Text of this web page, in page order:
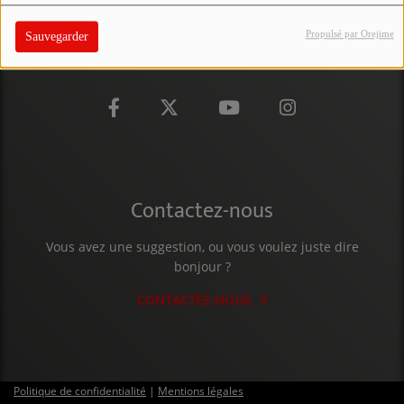
Sauvegarder Propulsé par Orejime
PARTICIPEZ
Contactez-nous
Vous avez une suggestion, ou vous voulez juste dire
bonjour ?
CONTACTEZ-NOUS
Politique de confidentialité | Mentions légales